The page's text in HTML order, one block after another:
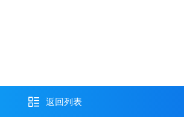
返回列表